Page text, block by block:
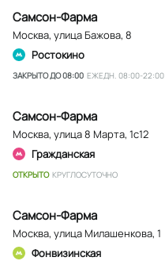
Самсон-Фарма
Москва, улица Бажова, 8
Ростокино
ЗАКРЫТО ДО 08:00 ЕЖЕДН. 08:00-22:00
Самсон-Фарма
Москва, улица 8 Марта, 1с12
Гражданская
ОТКРЫТО КРУГЛОСУТОЧНО
Самсон-Фарма
Москва, улица Милашенкова, 1
Фонвизинская